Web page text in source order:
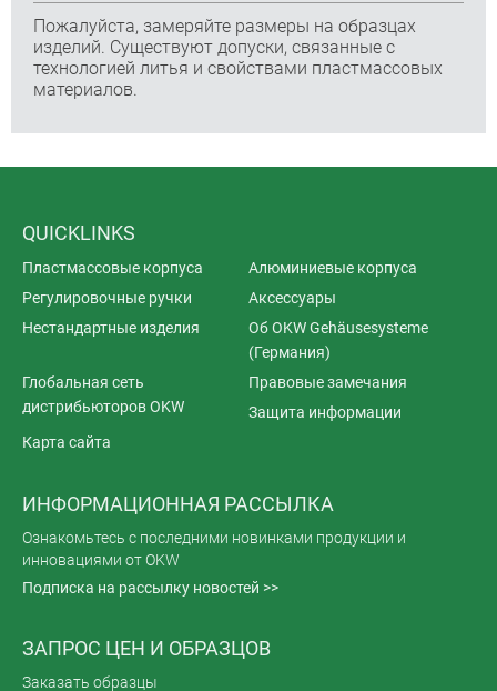
Пожалуйста, замеряйте размеры на образцах
изделий. Существуют допуски, связанные с
технологией литья и свойствами пластмассовых
материалов.
QUICKLINKS
Пластмассовые корпуса
Алюминиевые корпуса
Регулировочные ручки
Аксессуары
Нестандартные изделия
Об OKW Gehäusesysteme
(Германия)
Глобальная сеть
дистрибьюторов OKW
Правовые замечания
Защита информации
Карта сайта
ИНФОРМАЦИОННАЯ РАССЫЛКА
Ознакомьтесь с последними новинками продукции и
инновациями от OKW
Подписка на рассылку новостей >>
ЗАПРОС ЦЕН И ОБРАЗЦОВ
Заказать образцы